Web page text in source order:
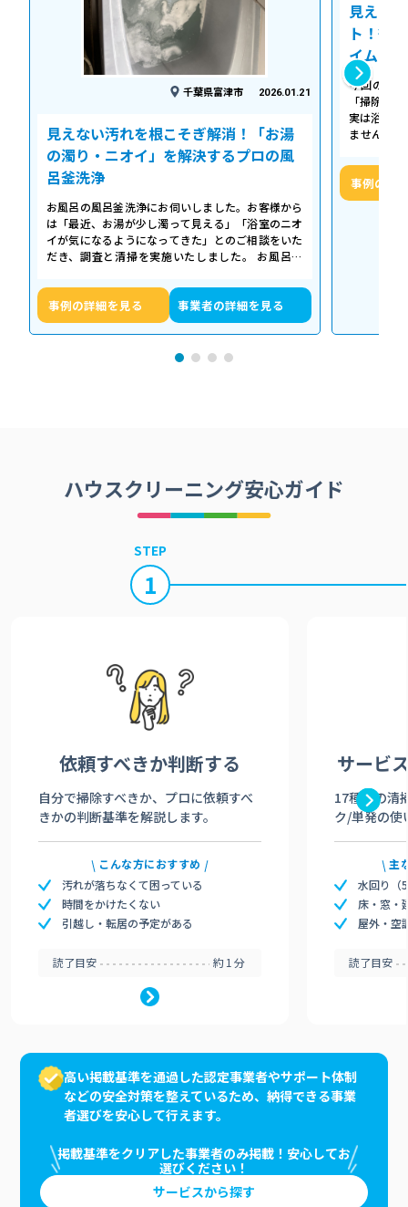
千葉県富津市 2026.01.21
見えない汚れを根こそぎ解消！「お湯
の濁り・ニオイ」を解決するプロの風
呂釜洗浄
お風呂の風呂釜洗浄にお伺いしました。お客様から
は「最近、お湯が少し濁って見える」「浴室のニオ
イが気になるようになってきた」とのご相談をいた
だき、調査と清掃を実施いたしました。 お風呂の
事例の詳細を見る 事業者の詳細を見る
見えな
ト！徹
イム
今回の作
「掃除し
実は浴槽
ません。
事例の詳
ハウスクリーニング安心ガイド
STEP
1
依頼すべきか判断する
自分で掃除すべきか、プロに依頼すべ
きかの判断基準を解説します。
こんな方におすすめ
汚れが落ちなくて困っている
時間をかけたくない
引越し・転居の予定がある
読了目安 約1分
サービ
17種類の清
ク/単発の使
主
水回り（
床・窓・
屋外・空
読了目安
高い掲載基準を通過した認定事業者やサポート体制
などの安全対策を整えているため、納得できる事業
者選びを安心して行えます。
掲載基準をクリアした事業者のみ掲載！安心してお
選びください！
サービスから探す